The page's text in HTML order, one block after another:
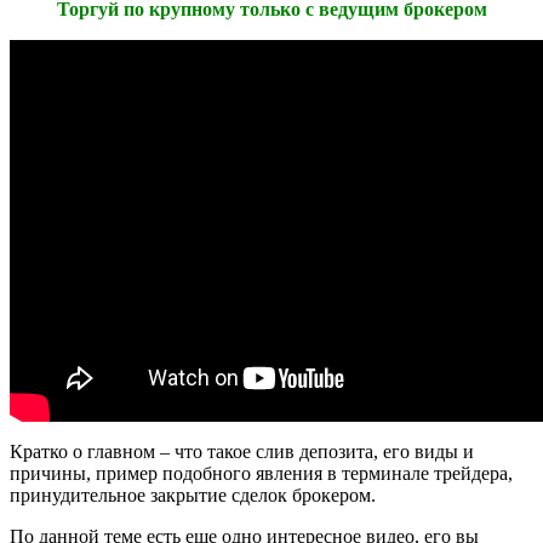
Торгуй по крупному только с ведущим брокером
Кратко о главном – что такое слив депозита, его виды и
причины, пример подобного явления в терминале трейдера,
принудительное закрытие сделок брокером.
По данной теме есть еще одно интересное видео, его вы